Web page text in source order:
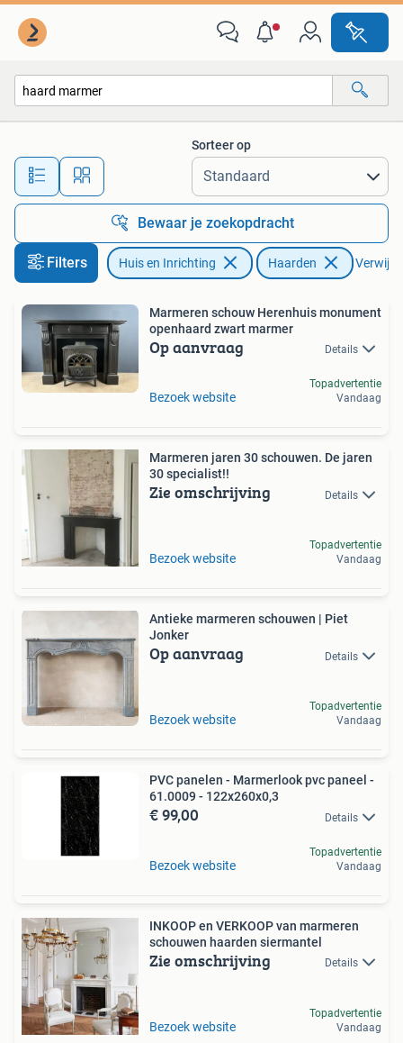
Alle afstanden…
Sorteer op
Bewaar je zoekopdracht
Filters Huis en Inrichting Haarden
Marmeren schouw Herenhuis monument
openhaard zwart marmer
Op aanvraag Details
Bezoek website
Topadvertentie
Vandaag
Marmeren jaren 30 schouwen. De jaren
30 specialist!!
Zie omschrijving Details
Bezoek website
Topadvertentie
Vandaag
Antieke marmeren schouwen | Piet
Jonker
Op aanvraag Details
Bezoek website
Topadvertentie
Vandaag
PVC panelen - Marmerlook pvc paneel -
61.0009 - 122x260x0,3
€ 99,00 Details
Bezoek website
Topadvertentie
Vandaag
INKOOP en VERKOOP van marmeren
schouwen haarden siermantel
Zie omschrijving Details
Bezoek website
Topadvertentie
Vandaag